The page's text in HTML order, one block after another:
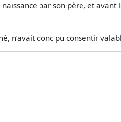
par son père, et avant
n’avait donc pu consentir